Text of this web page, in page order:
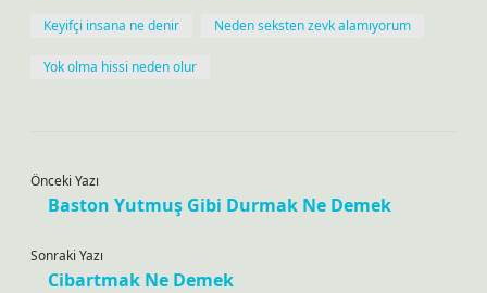
Keyifçi insana ne denir Neden seksten zevk alamıyorum
Yok olma hissi neden olur
Önceki Yazı
Baston Yutmuş Gibi Durmak Ne Demek
Sonraki Yazı
Cibartmak Ne Demek